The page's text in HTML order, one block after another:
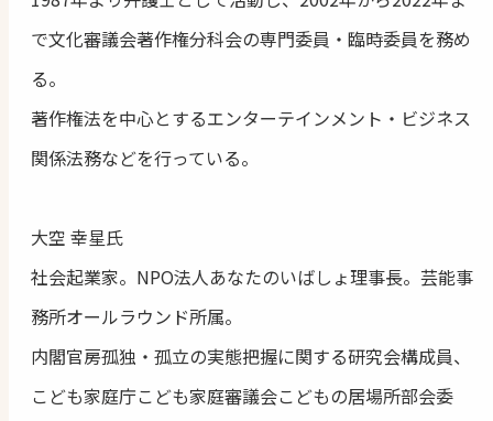
で⽂化審議会著作権分科会の専⾨委員・臨時委員を務め
る。
著作権法を中⼼とするエンターテインメント・ビジネス
関係法務などを⾏っている。
大空 幸星氏
社会起業家。NPO法人あなたのいばしょ理事長。芸能事
務所オールラウンド所属。
内閣官房孤独・孤立の実態把握に関する研究会構成員、
こども家庭庁こども家庭審議会こどもの居場所部会委